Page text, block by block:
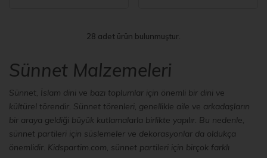
28 adet ürün bulunmuştur.
Sünnet Malzemeleri
Sünnet, İslam dini ve bazı toplumlar için önemli bir dini ve
kültürel törendir. Sünnet törenleri, genellikle aile ve arkadaşların
bir araya geldiği büyük kutlamalarla birlikte yapılır. Bu nedenle,
sünnet partileri için süslemeler ve dekorasyonlar da oldukça
önemlidir. Kidspartim.com, sünnet partileri için birçok farklı